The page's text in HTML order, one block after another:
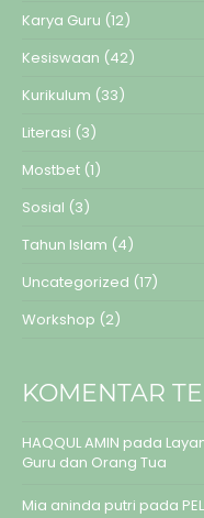
Karya Guru (12)
Kesiswaan (42)
Kurikulum (33)
Literasi (3)
Mostbet (1)
Sosial (3)
Tahun Islam (4)
Uncategorized (17)
Workshop (2)
KOMENTAR
HAQQUL AMIN pada
Guru dan Orang Tua
Mia aninda putri pada